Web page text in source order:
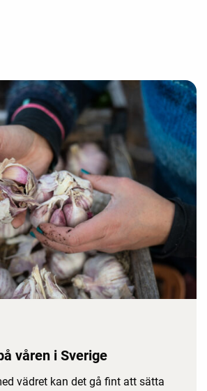
våren i Sverige
vädret kan det gå fint att sätta